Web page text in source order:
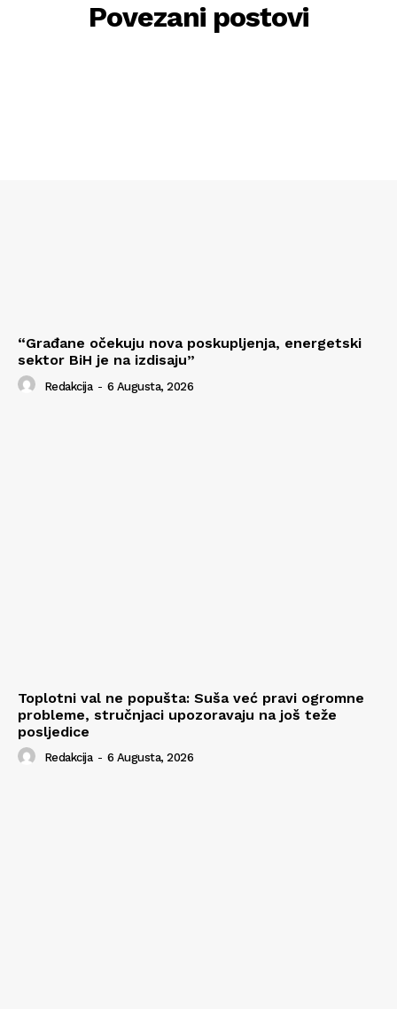
Povezani postovi
“Građane očekuju nova poskupljenja, energetski
sektor BiH je na izdisaju”
Redakcija - 6 Augusta, 2026
Toplotni val ne popušta: Suša već pravi ogromne
probleme, stručnjaci upozoravaju na još teže
posljedice
Redakcija - 6 Augusta, 2026